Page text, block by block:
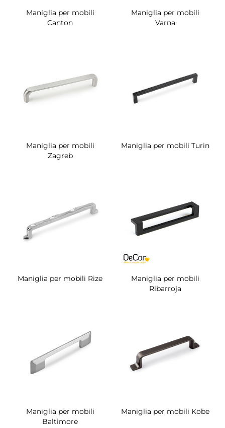
Maniglia per mobili
Canton
Maniglia per mobili
Varna
Maniglia per mobili
Zagreb
Maniglia per mobili Turin
Maniglia per mobili Rize
Maniglia per mobili
Ribarroja
Maniglia per mobili
Baltimore
Maniglia per mobili Kobe